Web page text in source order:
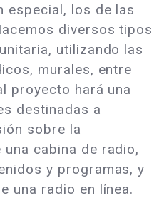
especial, los de las
diversos tipos
utilizando las
murales, entre
proyecto hará una
destinadas a
sobre la
cabina de radio,
y programas, y
una radio en línea.